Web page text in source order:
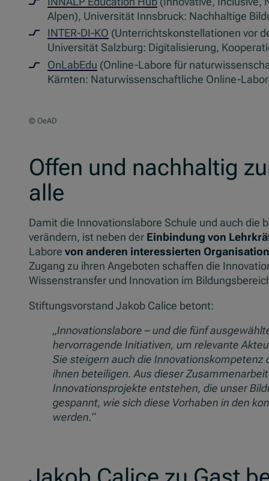
Alpen), Universität Innsbruck: Nachhaltige
INTER-DI-KO (Unterrichtskonstellationen vor
Universität Salzburg: Digitalisierung,
OnLabEdu (Online-Labore für
Kärnten: Naturwissenschaftliche Online-
© OeAD
Offen und nachhaltig
alle
Damit die Innovationslabore Schule und auch
verändern, ist neben der Einbindung von
Labore von anderen interessierten
Zugang zu ihren Angeboten schaffen die
Wissenstransfer und Innovation im
Stiftungsvorstand Jakob Calice betont:
„Innovationslabore – und die fünf
hervorragende Initiativen, um relevante
Sie steigern auch die
ihnen beteiligen. Aus dieser
Innovationsprojekte entstehen, die unser
gespannt, wie sich diese Vorhaben in den
werden.“